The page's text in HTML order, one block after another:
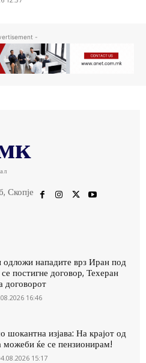
-
Скопје
одложи нападите врз Иран под
постигне договор, Техеран
договорот
16:46
шокантна изјава: На крајот од
можеби ќе се пензионирам!
15:17